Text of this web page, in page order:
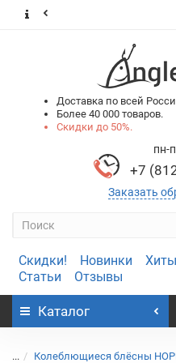
Доставка по всей
Более 40 000 товаров.
Скидки до 50%.
пн-
+7
Заказать
Скидки! Новинки
Статьи
Отзывы
Каталог
... Колеблющиеся блёсны